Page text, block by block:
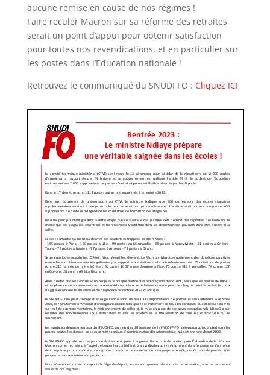
aucune remise en cause de nos régimes !
Faire reculer Macron sur sa réforme des retraites
serait un point d’appui pour obtenir satisfaction
pour toutes nos revendications, et en particulier sur
les postes dans l’Education nationale !
Retrouvez le communiqué du SNUDI FO : Cliquez ICI